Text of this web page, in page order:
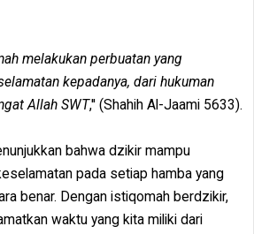
melakukan perbuatan yang
kepadanya, dari hukuman
Allah SWT,'' (Shahih Al-Jaami 5633).
bahwa dzikir mampu
pada setiap hamba yang
benar. Dengan istiqomah berdzikir,
waktu yang kita miliki dari